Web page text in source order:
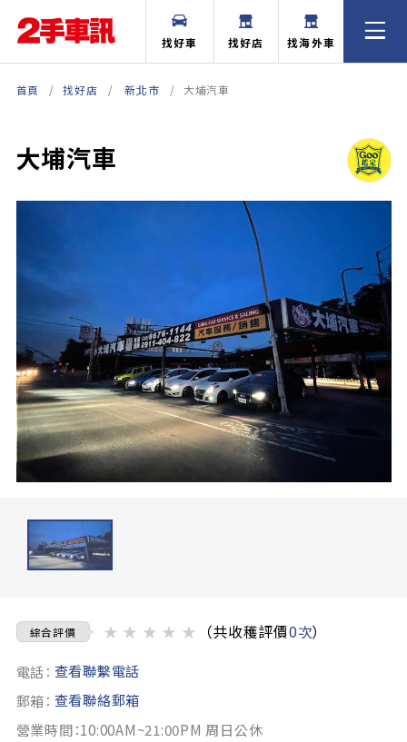
找好車 找好店 找海外車
首頁 找好店 新北市 大埔汽車
大埔汽車
綜合評價 ★ ★ ★ ★ ★ （共收穫評價0次）
電話： 查看聯繫電話
郵箱： 查看聯絡郵箱
營業時間：10:00AM~21:00PM 周日公休